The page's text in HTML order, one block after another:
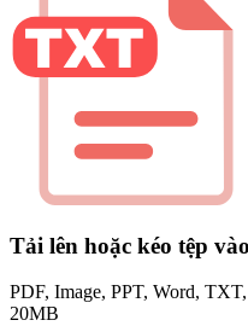
Tải lên hoặc kéo tệp
PDF, Image, PPT, Word,
20MB